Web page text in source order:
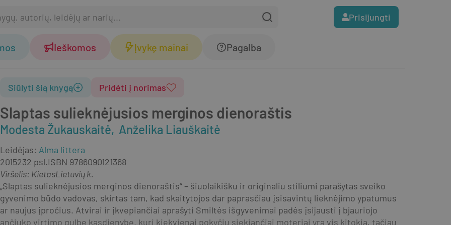
Prisijungti
Ieškomos Įvykę mainai Pagalba
Slaptas sulieknėjusios merginos dienoraštis
Modesta Žukauskaitė Anželika Liauškaitė
Siūlyti šią knygą Pridėti į norimas
Leidėjas: Alma littera
2015232 psl.ISBN 9786090121368
Viršelis: KietasLietuvių k.
„Slaptas sulieknėjusios merginos dienoraštis“ – šiuolaikišku ir originaliu stiliumi parašytas sveiko
gyvenimo būdo vadovas, skirtas tam, kad skaitytojos dar paprasčiau įsisavintų lieknėjimo ypatumus
ar naujus įpročius. Atvirai ir įkvepiančiai aprašyti Smiltės išgyvenimai padės įsijausti į bjauriojo
ančiuko virtimo gulbe kasdienybę, kuri kiekvienai pokyčių siekiančiai moteriai yra vis kitokia, tačiau